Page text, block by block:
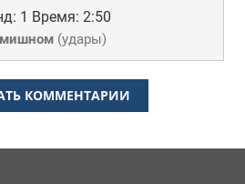
1 Время: 2:50
(удары)
КОММЕНТАРИИ